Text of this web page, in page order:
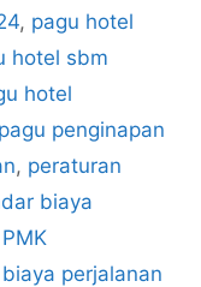
, pagu hotel
hotel sbm
hotel
pagu penginapan
, peraturan
biaya
PMK
perjalanan